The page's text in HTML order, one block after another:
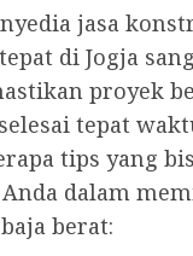
jasa
di Jogja
proyek
tepat
tips yang
dalam
berat: